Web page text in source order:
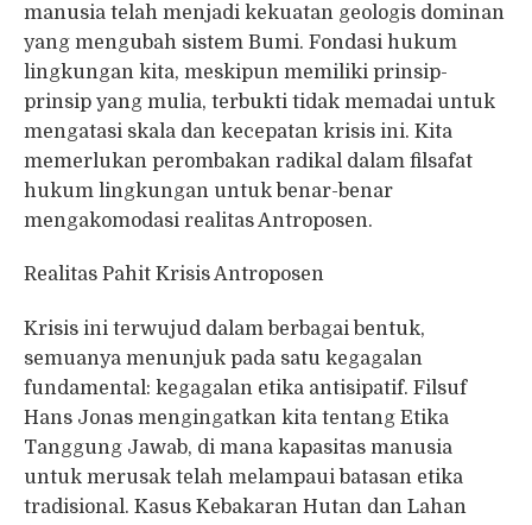
manusia telah menjadi kekuatan geologis dominan
yang mengubah sistem Bumi. Fondasi hukum
lingkungan kita, meskipun memiliki prinsip-
prinsip yang mulia, terbukti tidak memadai untuk
mengatasi skala dan kecepatan krisis ini. Kita
memerlukan perombakan radikal dalam filsafat
hukum lingkungan untuk benar-benar
mengakomodasi realitas Antroposen.
Realitas Pahit Krisis Antroposen
Krisis ini terwujud dalam berbagai bentuk,
semuanya menunjuk pada satu kegagalan
fundamental: kegagalan etika antisipatif. Filsuf
Hans Jonas mengingatkan kita tentang Etika
Tanggung Jawab, di mana kapasitas manusia
untuk merusak telah melampaui batasan etika
tradisional. Kasus Kebakaran Hutan dan Lahan